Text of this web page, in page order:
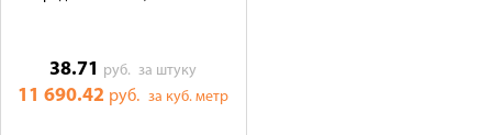
38.71 руб.за штуку
11 690.42 руб.за куб. метр